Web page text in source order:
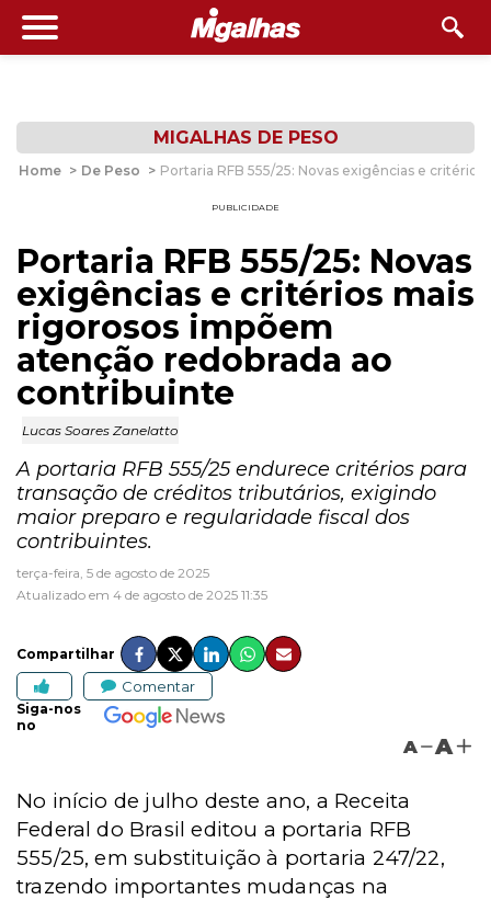
MIGALHAS DE PESO
Home > De Peso > Portaria RFB 555/25: Novas exigências e
PUBLICIDADE
Portaria RFB 555/25: Novas
exigências e critérios mais
rigorosos impõem
atenção redobrada ao
contribuinte
Lucas Soares Zanelatto
A portaria RFB 555/25 endurece critérios para
transação de créditos tributários, exigindo
maior preparo e regularidade fiscal dos
contribuintes.
terça-feira, 5 de agosto de 2025
Atualizado em 4 de agosto de 2025 11:35
Compartilhar
Comentar
Siga-nos
no
A A
No início de julho deste ano, a Receita
Federal do Brasil editou a portaria RFB
555/25, em substituição à portaria 247/22,
trazendo importantes mudanças na